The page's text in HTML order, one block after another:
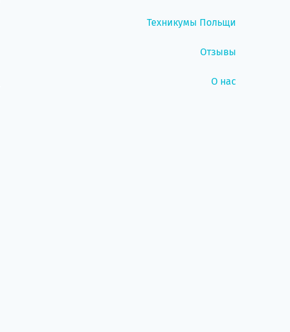
Техникумы Польщи
Отзывы
О нас